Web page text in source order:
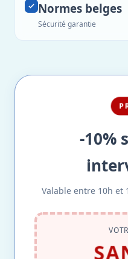
Normes belges
Sécurité garantie
-10%
Valable entre 10h